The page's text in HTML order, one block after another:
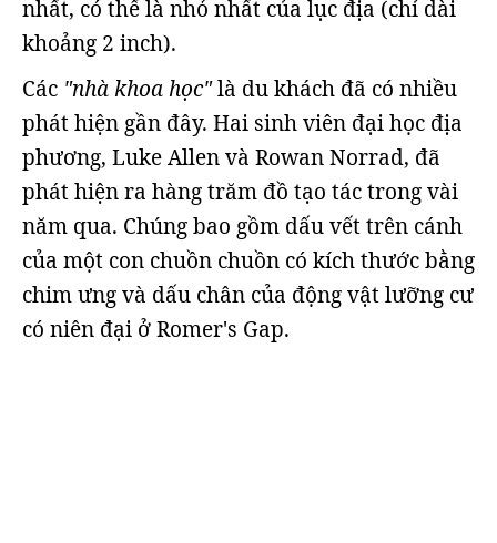
nhất, có thể là nhỏ nhất của lục địa (chỉ dài
khoảng 2 inch).
Các "nhà khoa học"là du khách đã có nhiều
phát hiện gần đây. Hai sinh viên đại học địa
phương, Luke Allen và Rowan Norrad, đã
phát hiện ra hàng trăm đồ tạo tác trong vài
năm qua. Chúng bao gồm dấu vết trên cánh
của một con chuồn chuồn có kích thước bằng
chim ưng và dấu chân của động vật lưỡng cư
có niên đại ở Romer's Gap.